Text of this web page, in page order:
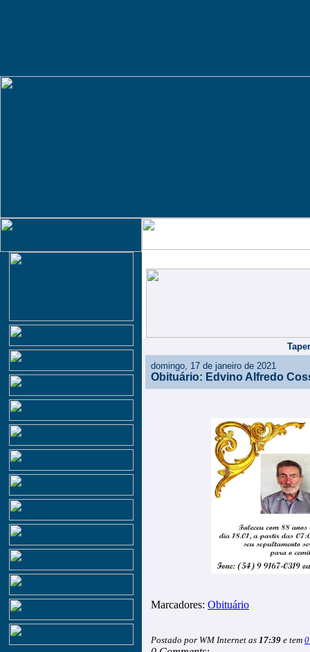
domingo, 17 de janeiro de 2021
Obituário: Edvino Alfredo
Marcadores: Obituário
Postado por WM Internet as 17:39 e tem